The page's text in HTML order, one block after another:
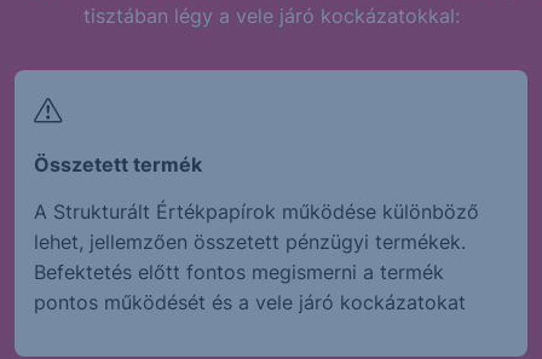
tisztában légy a vele járó kockázatokkal:
Összetett termék
A Strukturált Értékpapírok működése különböző
lehet, jellemzően összetett pénzügyi termékek.
Befektetés előtt fontos megismerni a termék
pontos működését és a vele járó kockázatokat